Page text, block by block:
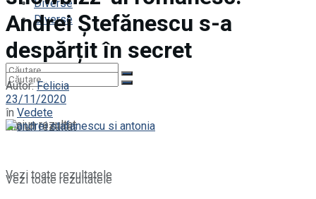
Diverse
Niciun rezultat
Vezi toate rezultatele
Diverse
Niciun rezultat
Vezi toate rezultatele
Andrei Ștefănescu s-a
despărțit în secret
Autor: Felicia
23/11/2020
în Vedete